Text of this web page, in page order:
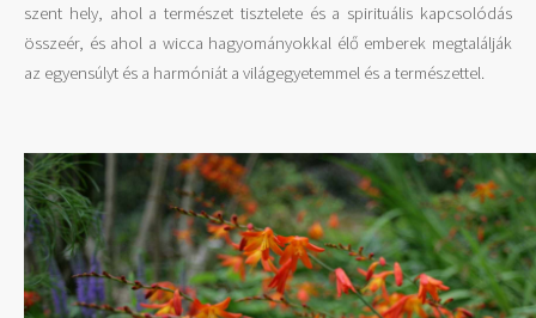
szent hely, ahol a természet tisztelete és a spirituális kapcsolódás
összeér, és ahol a wicca hagyományokkal élő emberek megtalálják
az egyensúlyt és a harmóniát a világegyetemmel és a természettel.